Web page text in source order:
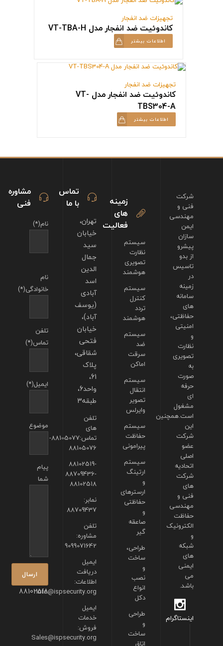
تجهیزات ضد انفجار
کاندوئیت ضد انفجار مدل VT-TBA-H
اطلاعات بیشتر
تجهیزات ضد انفجار
کاندوئیت ضد انفجار مدل VT-
TBS304-A
اطلاعات بیشتر
مشاوره
فنی
نام(*)
نام
خانوادگی(*)
تلفن
تماس(*)
ایمیل(*)
موضوع
پیام
شما
88102518
تماس
با ما
تهران،
خیابان
سید
جمال
الدین
اسد
آبادی
(یوسف
آباد)،
خیابان
فتحی
شقاقی،
پلاک
61،
واحد6،
طبقه3
تلفن
های
تماس:88105077-
88105076
88102519-
88709436-
88102518
نمابر:
88709437
تلفن
مشاوره:
9099071642
ایمیل
دریافت
اطلاعات:
info@ispsecurity.org
ایمیل
خدمات
فروش:
Sales@ispsecurity.org
زمینه
های
فعالیت
سیستم
نظارت
تصویری
هوشمند
سیستم
کنترل
تردد
هوشمند
سیستم
ضد
سرقت
اماکن
سیستم
انتقال
تصویر
وایرلس
سیستم
حفاظت
پیرامونی
سیستم
ارتینگ
و
ارسترهای
حفاظتی
و
صاعقه
گیر
طراحی،
ساخت
و
نصب
انواع
دکل
طراحی
و
ساخت
اتاق
شرکت
فنی و
مهندسی
ایمن
سازان
پیشرو
از بدو
تاسیس
در
زمینه
سامانه
های
حفاظتی،
امنیتی
و
نظارت
تصویری
به
صورت
حرفه
ای
مشغول
است.همچنین
این
شرکت
عضو
اصلی
اتحادیه
شرکت
های
فنی و
مهندسی
حفاظت
الکترونیک
و
شبکه
های
ایمنی
می
باشد.
اینستاگرام